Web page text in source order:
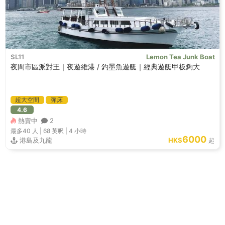
SL11 Lemon Tea Junk Boat
夜間市區派對王｜夜遊維港 / 釣墨魚遊艇｜經典遊艇甲板夠大
超大空間
彈床
4.6
熱賣中 2
最多40 人 | 68 英呎 4 小時
港島及九龍 HK$6000 起